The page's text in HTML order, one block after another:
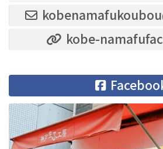
kobe-